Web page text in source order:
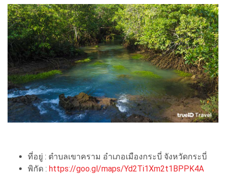
ที่อยู่ : ตำบลเขาคราม อำเภอเมืองกระบี่ จังหวัดกระบี่
พิกัด : https://goo.gl/maps/Yd2Ti1Xm2t1BPPK4A